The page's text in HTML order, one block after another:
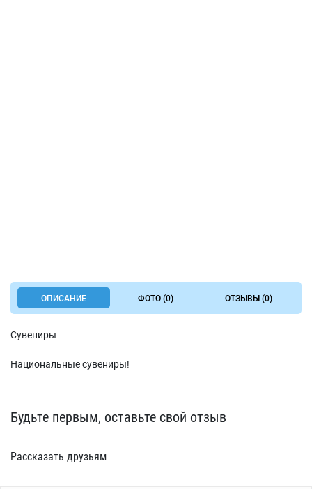
ОПИСАНИЕ ФОТО (0) ОТЗЫВЫ (0)
Сувениры
Национальные сувениры!
Будьте первым, оставьте свой отзыв
Рассказать друзьям